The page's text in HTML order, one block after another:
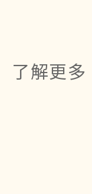
了解更多